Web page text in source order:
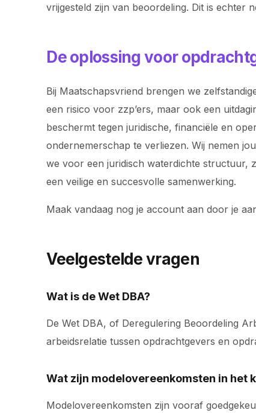
vrijgesteld zijn van beoordeling. Dit is echter
De oplossing voor
Bij Maatschapsvriend brengen we
een risico voor zzp’ers, maar ook een
beschermt tegen juridische, financiële en
ondernemerschap te verliezen. Wij nemen
we voor een juridisch waterdichte structuur,
een veilige en succesvolle samenwerking.
Maak vandaag nog je account aan door je
Veelgestelde vragen
Wat is de Wet DBA?
De Wet DBA, of Deregulering Beoordeling
arbeidsrelatie tussen opdrachtgevers en
Wat zijn modelovereenkomsten in het
Modelovereenkomsten zijn vooraf